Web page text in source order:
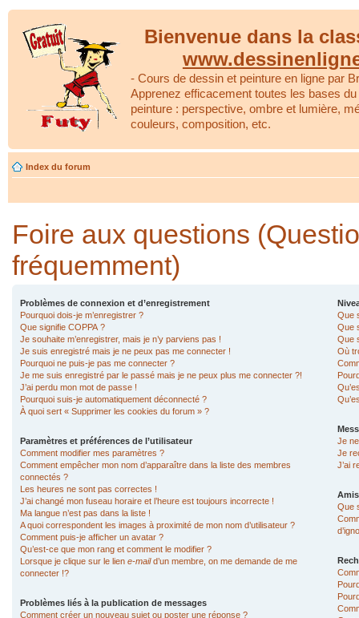
Bienvenue dans la
- Cours de dessin et peinture en ligne par
Apprenez efficacement toutes les bases
peinture : perspective, ombre et lumière,
couleurs, composition, etc.
Index du forum
Foire aux questions
fréquemment)
Problèmes de connexion et d’enregistrement
Pourquoi dois-je m’enregistrer ?
Que signifie COPPA ?
Je souhaite m’enregistrer, mais je n’y parviens pas !
Je suis enregistré mais je ne peux pas me connecter !
Pourquoi ne puis-je pas me connecter ?
Je me suis enregistré par le passé mais je ne peux plus me connecter ?!
J’ai perdu mon mot de passe !
Pourquoi suis-je automatiquement déconnecté ?
À quoi sert « Supprimer les cookies du forum » ?
Paramètres et préférences de l’utilisateur
Comment modifier mes paramètres ?
Comment empêcher mon nom d’apparaître dans la liste des membres
connectés ?
Les heures ne sont pas correctes !
J’ai changé mon fuseau horaire et l’heure est toujours incorrecte !
Ma langue n’est pas dans la liste !
A quoi correspondent les images à proximité de mon nom d’utilisateur ?
Comment puis-je afficher un avatar ?
Qu’est-ce que mon rang et comment le modifier ?
Lorsque je clique sur le lien e-maild’un membre, on me demande de me
connecter !?
Problèmes liés à la publication de messages
Comment créer un nouveau sujet ou poster une réponse ?
Que
Que
Que
Où
Je
Je
J’ai
Que